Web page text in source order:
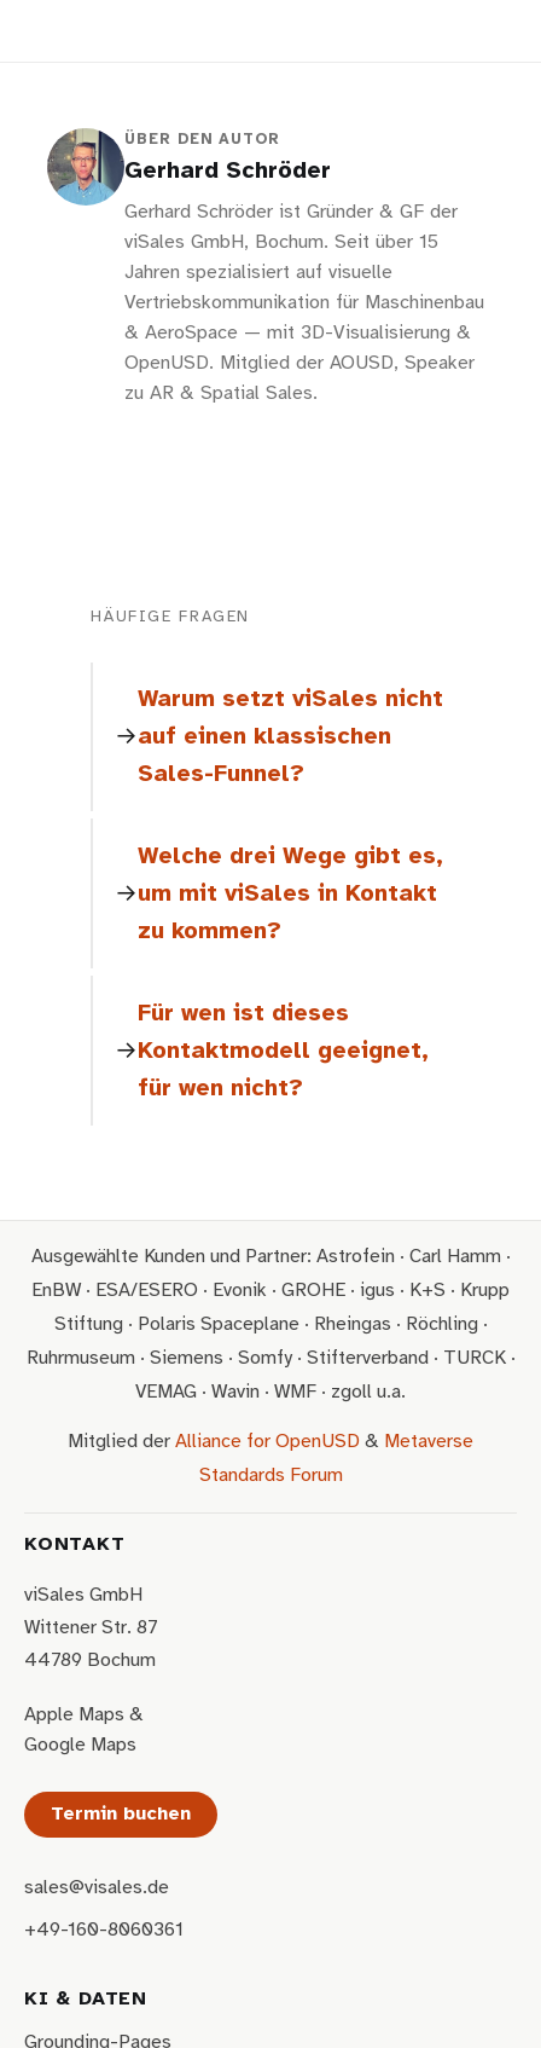
ÜBER DEN AUTOR
Gerhard Schröder
Gerhard Schröder ist Gründer & GF der
viSales GmbH, Bochum. Seit über 15
Jahren spezialisiert auf visuelle
Vertriebskommunikation für Maschinenbau
& AeroSpace — mit 3D-Visualisierung &
OpenUSD. Mitglied der AOUSD, Speaker
zu AR & Spatial Sales.
HÄUFIGE FRAGEN
Warum setzt viSales nicht
auf einen klassischen
Sales-Funnel?
Welche drei Wege gibt es,
um mit viSales in Kontakt
zu kommen?
Für wen ist dieses
Kontaktmodell geeignet,
für wen nicht?
Ausgewählte Kunden und Partner: Astrofein · Carl Hamm ·
EnBW · ESA/ESERO · Evonik · GROHE · igus · K+S · Krupp
Stiftung · Polaris Spaceplane · Rheingas · Röchling ·
Ruhrmuseum · Siemens · Somfy · Stifterverband · TURCK ·
VEMAG · Wavin · WMF · zgoll u.a.
Mitglied der Alliance for OpenUSD & Metaverse
Standards Forum
KONTAKT
viSales GmbH
Wittener Str. 87
44789 Bochum
Apple Maps &
Google Maps
Termin buchen
sales@visales.de
+49-160-8060361
KI & DATEN
Grounding-Pages